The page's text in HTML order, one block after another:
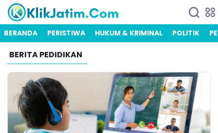
BERANDA PERISTIWA HUKUM & KRIMINAL POLITIK
BERITA PEDIDIKAN